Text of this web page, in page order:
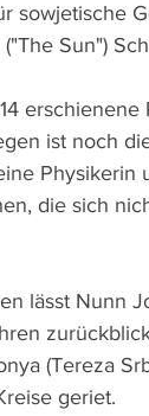
sowjetische
Sun")
erschienene
ist noch
Physikerin
die sich
lässt Nunn
(Tereza
geriet.